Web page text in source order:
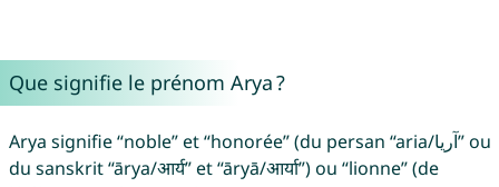
Que signifie le prénom Arya ?
Arya signifie “noble” et “honorée” (du persan “aria/آریا” ou
du sanskrit “ārya/आर्य” et “āryā/आर्या”) ou “lionne” (de